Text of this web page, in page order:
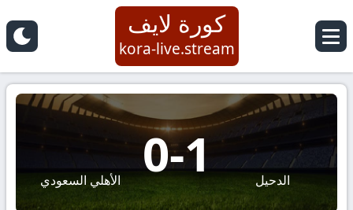
كورة لايف
kora-live.stream
الدحيل 1
-
0 الأهلي السعودي